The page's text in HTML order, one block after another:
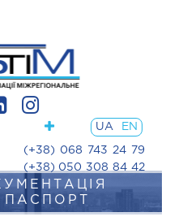
(+38) 068 743 24 79
(+38) 050 308 84 42
UA EN
ПАСПОРТ